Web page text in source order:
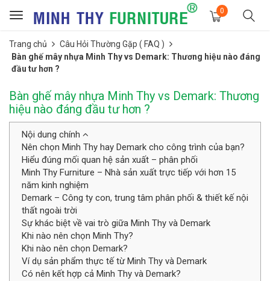
Toggle
0
Trang chủ
Câu Hỏi Thường Gặp ( FAQ )
Bàn ghế mây nhựa Minh Thy vs Demark: Thương hiệu nào đáng
đầu tư hơn ?
Bàn ghế mây nhựa Minh Thy vs Demark: Thương
hiệu nào đáng đầu tư hơn ?
Nội dung chính
Nên chọn Minh Thy hay Demark cho công trình của bạn?
Hiểu đúng mối quan hệ sản xuất – phân phối
Minh Thy Furniture – Nhà sản xuất trực tiếp với hơn 15
năm kinh nghiệm
Demark – Công ty con, trung tâm phân phối & thiết kế nội
thất ngoài trời
Sự khác biệt về vai trò giữa Minh Thy và Demark
Khi nào nên chọn Minh Thy?
Khi nào nên chọn Demark?
Ví dụ sản phẩm thực tế từ Minh Thy và Demark
Có nên kết hợp cả Minh Thy và Demark?